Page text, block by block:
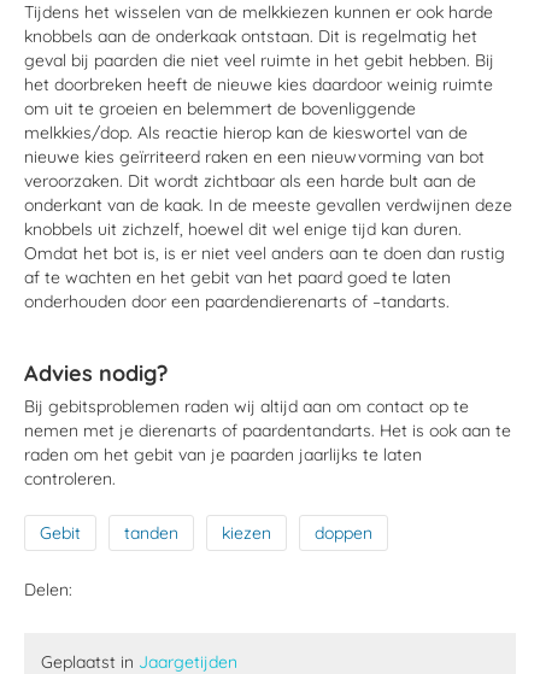
Tijdens het wisselen van de melkkiezen kunnen er ook harde
knobbels aan de onderkaak ontstaan. Dit is regelmatig het
geval bij paarden die niet veel ruimte in het gebit hebben. Bij
het doorbreken heeft de nieuwe kies daardoor weinig ruimte
om uit te groeien en belemmert de bovenliggende
melkkies/dop. Als reactie hierop kan de kieswortel van de
nieuwe kies geïrriteerd raken en een nieuwvorming van bot
veroorzaken. Dit wordt zichtbaar als een harde bult aan de
onderkant van de kaak. In de meeste gevallen verdwijnen deze
knobbels uit zichzelf, hoewel dit wel enige tijd kan duren.
Omdat het bot is, is er niet veel anders aan te doen dan rustig
af te wachten en het gebit van het paard goed te laten
onderhouden door een paardendierenarts of –tandarts.
Advies nodig?
Bij gebitsproblemen raden wij altijd aan om contact op te
nemen met je dierenarts of paardentandarts. Het is ook aan te
raden om het gebit van je paarden jaarlijks te laten
controleren.
Gebit tanden kiezen doppen
Delen:
Geplaatst in Jaargetijden